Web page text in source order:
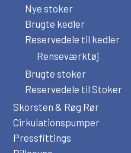
Nye stoker
Brugte kedler
Reservedele til kedler
Renseværktøj
Brugte stoker
Reservedele til Stoker
Skorsten & Røg Rør
Cirkulationspumper
Pressfittings